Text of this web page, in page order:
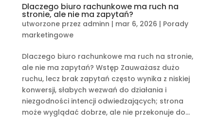
Dlaczego biuro rachunkowe ma ruch na
stronie, ale nie ma zapytań?
utworzone przez adminn | mar 6, 2026 | Porady
marketingowe
Dlaczego biuro rachunkowe ma ruch na stronie,
ale nie ma zapytań? Wstęp Zauważasz dużo
ruchu, lecz brak zapytań często wynika z niskiej
konwersji, słabych wezwań do działania i
niezgodności intencji odwiedzających; strona
może wyglądać dobrze, ale nie przekonuje do...